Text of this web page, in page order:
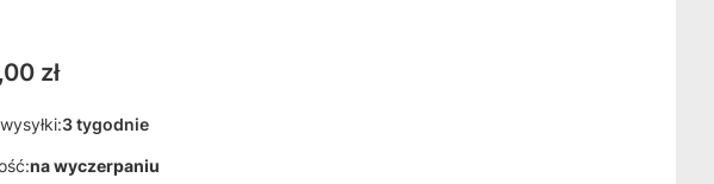
zł
3 tygodnie
na wyczerpaniu